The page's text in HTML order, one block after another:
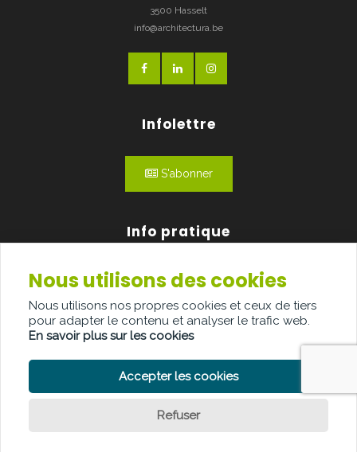
3500 Hasselt
info@architectura.be
Infolettre
S'abonner
Info pratique
Qui sommes-nous?
Publicité
Contact
Nous utilisons des cookies
Nous utilisons nos propres cookies et ceux de tiers
pour adapter le contenu et analyser le trafic web.
En savoir plus sur les cookies
Accepter les cookies
Refuser